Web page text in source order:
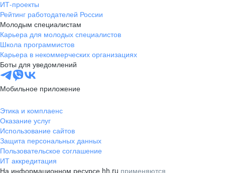
ИТ-проекты
Рейтинг работодателей России
Молодым специалистам
Карьера для молодых специалистов
Школа программистов
Карьера в некоммерческих организациях
Боты для уведомлений
Мобильное приложение
Этика и комплаенс
Оказание услуг
Использование сайтов
Защита персональных данных
Пользовательское соглашение
ИТ аккредитация
На информационном ресурсе hh.ru применяются